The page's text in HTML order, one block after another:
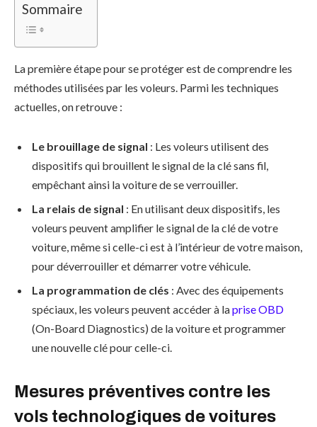
Sommaire
La première étape pour se protéger est de comprendre les
méthodes utilisées par les voleurs. Parmi les techniques
actuelles, on retrouve :
Le brouillage de signal : Les voleurs utilisent des
dispositifs qui brouillent le signal de la clé sans fil,
empêchant ainsi la voiture de se verrouiller.
La relais de signal : En utilisant deux dispositifs, les
voleurs peuvent amplifier le signal de la clé de votre
voiture, même si celle-ci est à l’intérieur de votre maison,
pour déverrouiller et démarrer votre véhicule.
La programmation de clés : Avec des équipements
spéciaux, les voleurs peuvent accéder à laprise OBD
(On-Board Diagnostics) de la voiture et programmer
une nouvelle clé pour celle-ci.
Mesures préventives contre les
vols technologiques de voitures